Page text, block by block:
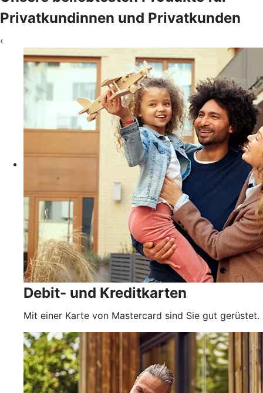
Privatkundinnen und Privatkunden
‹
Debit- und Kreditkarten
Mit einer Karte von Mastercard sind Sie gut gerüstet.